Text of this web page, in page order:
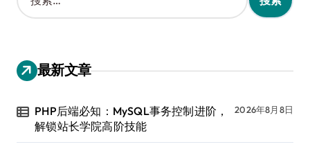
索
：
最新文章
PHP后端必知：MySQL事务控制进阶，
解锁站长学院高阶技能
2026年8月8日